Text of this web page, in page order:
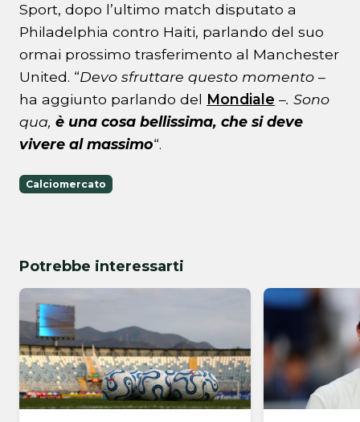
Sport, dopo l’ultimo match disputato a
Philadelphia contro Haiti, parlando del suo
ormai prossimo trasferimento al Manchester
United. “Devo sfruttare questo momento –
ha aggiunto parlando del Mondiale –. Sono
qua, è una cosa bellissima, che si deve
vivere al massimo“.
Calciomercato
Potrebbe interessarti